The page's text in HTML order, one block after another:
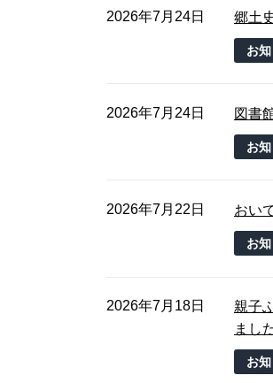
2026年7月24日 郷土
お
2026年7月24日 図書
お
2026年7月22日 おい
お
2026年7月18日
親子
まし
お